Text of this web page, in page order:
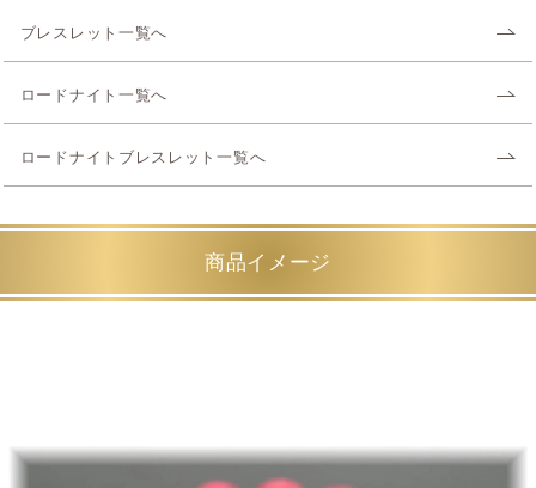
ブレスレット一覧へ
ロードナイト一覧へ
ロードナイトブレスレット一覧へ
商品イメージ